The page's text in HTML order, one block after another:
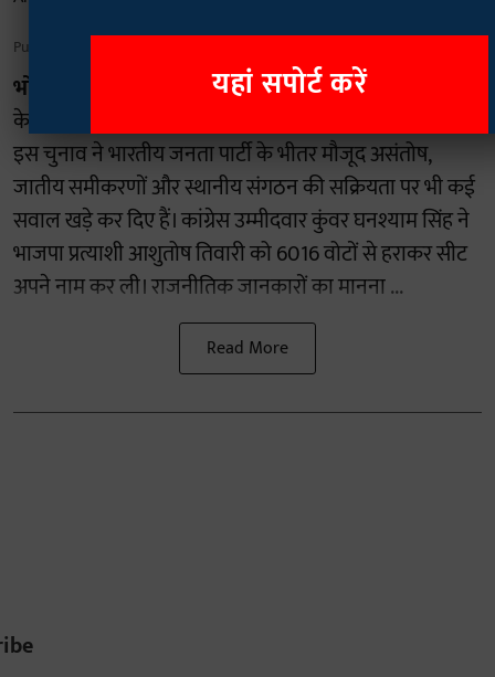
Published on
भोपाल।
मध्यप्रदेश के दतिया विधानसभा उपचुनाव का परिणाम
केवल सत्ता और विपक्ष की जीत-हार का मामला नहीं रहा, बल्कि
इस चुनाव ने भारतीय जनता पार्टी के भीतर मौजूद असंतोष,
जातीय समीकरणों और स्थानीय संगठन की सक्रियता पर भी कई
सवाल खड़े कर दिए हैं। कांग्रेस उम्मीदवार कुंवर घनश्याम सिंह ने
भाजपा प्रत्याशी आशुतोष तिवारी को 6016 वोटों से हराकर सीट
अपने नाम कर ली। राजनीतिक जानकारों का मानना ...
Read More
यहां सपोर्ट करें